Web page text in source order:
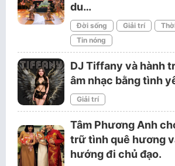
du…
Đời sống Giải trí
Tin nóng
DJ Tiffany và hành
âm nhạc bằng tình
Giải trí
Tâm Phương Anh
trữ tình quê hương
hướng đi chủ đạo.